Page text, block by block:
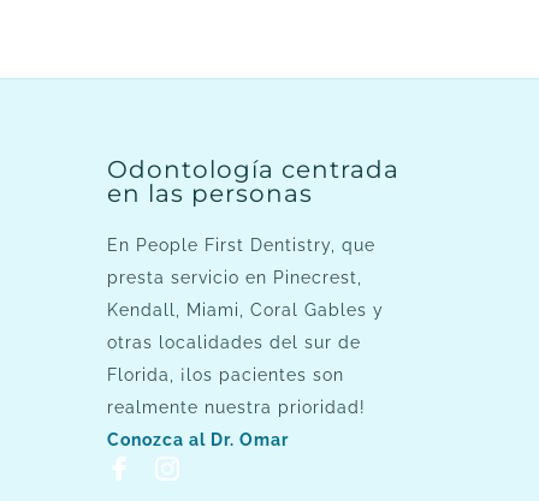
Odontología centrada
en las personas
En People First Dentistry, que
presta servicio en Pinecrest,
Kendall, Miami, Coral Gables y
otras localidades del sur de
Florida, ¡los pacientes son
realmente nuestra prioridad!
Conozca al Dr. Omar